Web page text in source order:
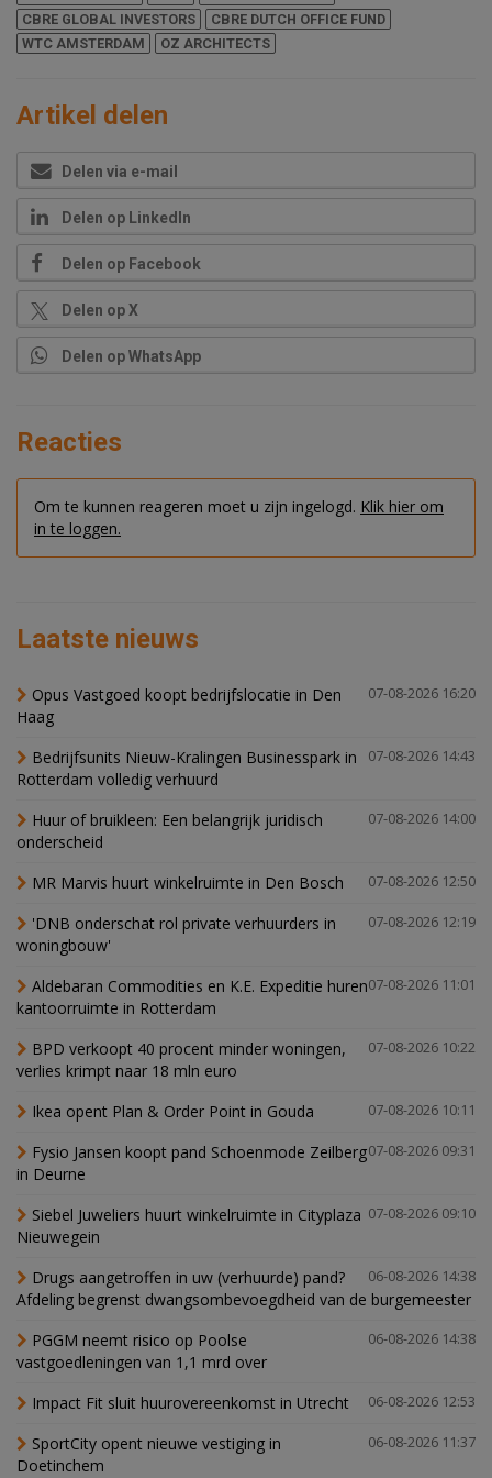
CBRE GLOBAL INVESTORS
CBRE DUTCH OFFICE FUND
WTC AMSTERDAM
OZ ARCHITECTS
Artikel delen
Delen via e-mail
Delen op LinkedIn
Delen op Facebook
Delen op X
Delen op WhatsApp
Reacties
Om te kunnen reageren moet u zijn ingelogd. Klik hier om
in te loggen.
Laatste nieuws
07-08-2026 16:20
Opus Vastgoed koopt bedrijfslocatie in Den
Haag
07-08-2026 14:43
Bedrijfsunits Nieuw-Kralingen Businesspark in
Rotterdam volledig verhuurd
07-08-2026 14:00
Huur of bruikleen: Een belangrijk juridisch
onderscheid
07-08-2026 12:50
MR Marvis huurt winkelruimte in Den Bosch
07-08-2026 12:19
'DNB onderschat rol private verhuurders in
woningbouw'
07-08-2026 11:01
Aldebaran Commodities en K.E. Expeditie huren
kantoorruimte in Rotterdam
07-08-2026 10:22
BPD verkoopt 40 procent minder woningen,
verlies krimpt naar 18 mln euro
07-08-2026 10:11
Ikea opent Plan & Order Point in Gouda
07-08-2026 09:31
Fysio Jansen koopt pand Schoenmode Zeilberg
in Deurne
07-08-2026 09:10
Siebel Juweliers huurt winkelruimte in Cityplaza
Nieuwegein
06-08-2026 14:38
Drugs aangetroffen in uw (verhuurde) pand?
Afdeling begrenst dwangsombevoegdheid van de burgemeester
06-08-2026 14:38
PGGM neemt risico op Poolse
vastgoedleningen van 1,1 mrd over
06-08-2026 12:53
Impact Fit sluit huurovereenkomst in Utrecht
06-08-2026 11:37
SportCity opent nieuwe vestiging in
Doetinchem